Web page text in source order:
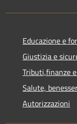
Educazione e
Giustizia e
Tributi,finanze
Salute,
Autorizzazioni